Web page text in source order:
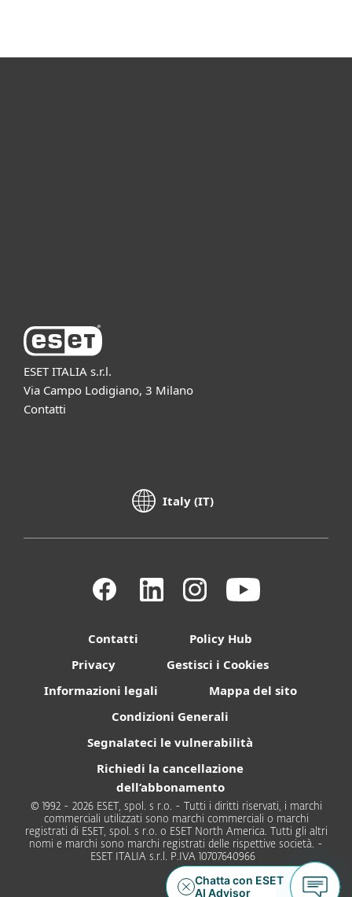
ESET ITALIA s.r.l.
Via Campo Lodigiano, 3 Milano
Contatti
Italy (IT)
Contatti
Policy Hub
Privacy
Gestisci i Cookies
Informazioni legali
Mappa del sito
Condizioni Generali
Segnalateci le vulnerabilità
Richiedi la cancellazione
dell’abbonamento
© 1992 - 2026 ESET, spol. s r.o. - Tutti i diritti riservati, i marchi
commerciali utilizzati sono marchi commerciali o marchi
registrati di ESET, spol. s r.o. o ESET North America. Tutti gli altri
nomi e marchi sono marchi registrati delle rispettive società. -
ESET ITALIA s.r.l. P.IVA 10707640966